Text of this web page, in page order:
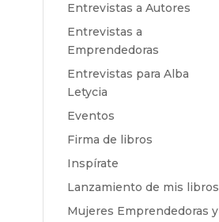
Entrevistas a Autores
Entrevistas a
Emprendedoras
Entrevistas para Alba
Letycia
Eventos
Firma de libros
Inspírate
Lanzamiento de mis libros
Mujeres Emprendedoras y